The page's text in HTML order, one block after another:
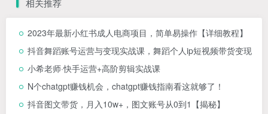
相关推荐
2023年最新小红书成人电商项目，简单易操作【详细教程】
抖音舞蹈账号运营与变现实战课，舞蹈个人ip短视频带货变现
小希老师·快手运营+高阶剪辑实战课
N个chatgpt赚钱机会，chatgpt赚钱指南看这就够了！
抖音图文带货，月入10w+，图文账号从0到1【揭秘】